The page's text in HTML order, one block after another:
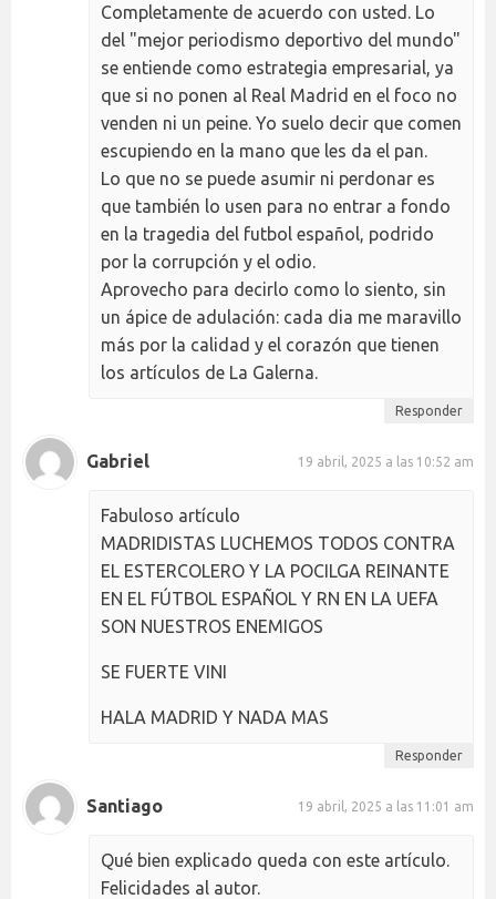
Completamente de acuerdo con usted. Lo
del "mejor periodismo deportivo del mundo"
se entiende como estrategia empresarial, ya
que si no ponen al Real Madrid en el foco no
venden ni un peine. Yo suelo decir que comen
escupiendo en la mano que les da el pan.
Lo que no se puede asumir ni perdonar es
que también lo usen para no entrar a fondo
en la tragedia del futbol español, podrido
por la corrupción y el odio.
Aprovecho para decirlo como lo siento, sin
un ápice de adulación: cada dia me maravillo
más por la calidad y el corazón que tienen
los artículos de La Galerna.
Responder
Gabriel 19 abril, 2025 a las 10:52 am
Fabuloso artículo
MADRIDISTAS LUCHEMOS TODOS CONTRA
EL ESTERCOLERO Y LA POCILGA REINANTE
EN EL FÚTBOL ESPAÑOL Y RN EN LA UEFA
SON NUESTROS ENEMIGOS
SE FUERTE VINI
HALA MADRID Y NADA MAS
Responder
Santiago 19 abril, 2025 a las 11:01 am
Qué bien explicado queda con este artículo.
Felicidades al autor.